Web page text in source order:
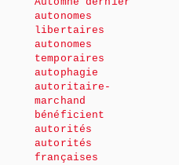
autonomes
libertaires
autonomes
temporaires
autophagie
autoritaire-
marchand
bénéficient
autorités
autorités
françaises